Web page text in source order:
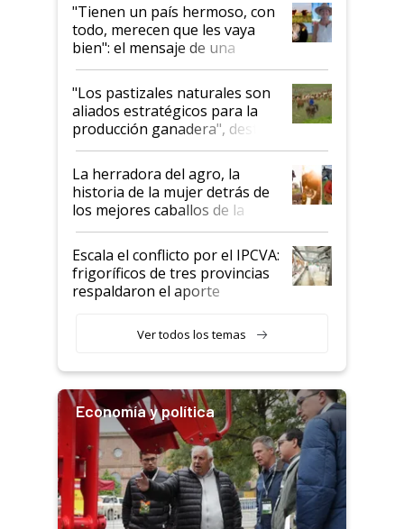
"Tienen un país hermoso, con
todo, merecen que les vaya
bien": el mensaje de una
ganadera uruguaya sobre las
oportunidades que se abren
para el agro en Argentina, con
foco en la carne
"Los pastizales naturales son
aliados estratégicos para la
producción ganadera", destaca
la iniciativa que ya reúne a 46
establecimientos en Argentina
La herradora del agro, la
historia de la mujer detrás de
los mejores caballos de la
Argentina y los mitos que
todavía hacen sufrir a estos
animales: "Mientras me
descalificaban, yo seguí
haciendo currículum"
Escala el conflicto por el IPCVA:
frigoríficos de tres provincias
respaldaron el aporte
Ver todos los temas
Economía y política